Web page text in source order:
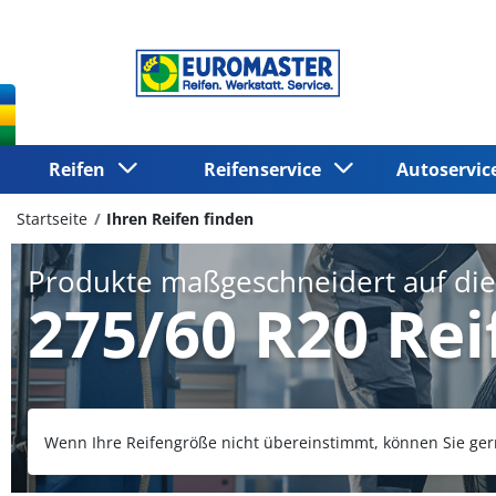
Reifen Reifenservice
Startseite Ihren Reifen finden
Produkte maßgeschneidert auf
275/60 R20
Wenn Ihre Reifengröße nicht übereinstimmt, können Sie